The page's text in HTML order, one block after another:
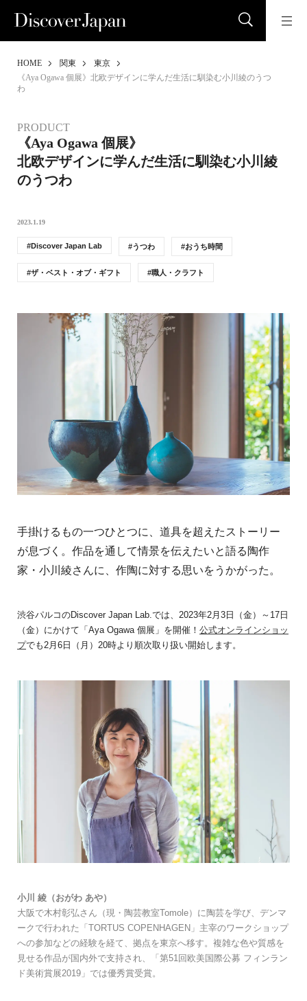
HOME 関東
東京
《Aya Ogawa 個展》北欧デザインに学んだ生活に馴染む小川綾のうつ
わ
PRODUCT
《Aya Ogawa 個展》
北欧デザインに学んだ生活に馴染む小川綾
のうつわ
2023.1.19
Discover Japan Lab うつわ おうち時間
ザ・ベスト・オブ・ギフト 職人・クラフト
手掛けるもの一つひとつに、道具を超えたストーリー
が息づく。作品を通して情景を伝えたいと語る陶作
家・小川綾さんに、作陶に対する思いをうかがった。
渋谷パルコのDiscover Japan Lab.では、2023年2月3日（金）～17日
（金）にかけて「Aya Ogawa 個展」を開催！ 公式オンラインショッ
プでも2月6日（月）20時より順次取り扱い開始します。
小川 綾（おがわ あや）
大阪で木村彰弘さん（現・陶芸教室Tomole）に陶芸を学び、デンマ
ークで行われた「TORTUS COPENHAGEN」主宰のワークショップ
への参加などの経験を経て、拠点を東京へ移す。複雑な色や質感を
見せる作品が国内外で支持され、「第51回欧美国際公募 フィンラン
ド美術賞展2019」では優秀賞受賞。